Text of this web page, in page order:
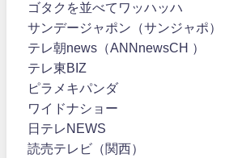
ゴタクを並べてワッハッハ
サンデージャポン（サンジャポ）
テレ朝news（ANNnewsCH ）
テレ東BIZ
ピラメキパンダ
ワイドナショー
日テレNEWS
読売テレビ（関西）